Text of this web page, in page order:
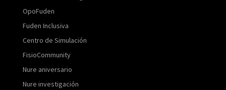
OpoFuden
Fuden Inclusiva
Centro de Simulación
FisioCommunity
Nure aniversario
Nure investigación